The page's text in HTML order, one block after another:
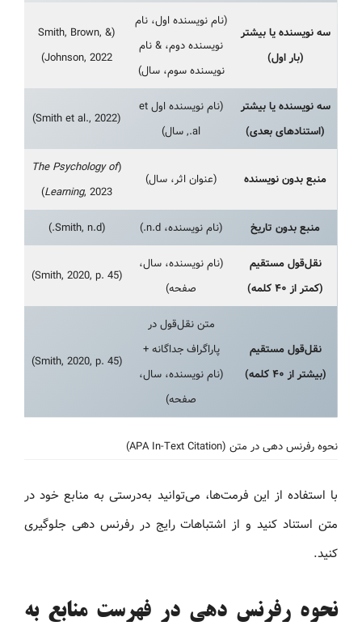
سه نویسنده یا بیشتر
(بار اول)
(نام نویسنده اول، نام
نویسنده دوم، & نام
نویسنده سوم، سال)
(Smith, Brown, &
Johnson, 2022)
سه نویسنده یا بیشتر
(استنادهای بعدی)
(نام نویسنده اول et
al., سال)
(Smith et al., 2022)
منبع بدون نویسنده (عنوان اثر، سال)
(
The Psychology of
Learning, 2023)
منبع بدون تاریخ (نام نویسنده، n.d.) (Smith, n.d.)
نقل‌قول مستقیم
(کمتر از ۴۰ کلمه)
(نام نویسنده، سال،
صفحه)
(Smith, 2020, p. 45)
نقل‌قول مستقیم
(بیشتر از ۴۰ کلمه)
متن نقل‌قول در
پاراگراف جداگانه +
(نام نویسنده، سال،
صفحه)
(Smith, 2020, p. 45)
نحوه رفرنس دهی در متن (APA In-Text Citation)
با استفاده از این فرمت‌ها، می‌توانید به‌درستی به منابع خود در
متن استناد کنید و از اشتباهات رایج در رفرنس دهی جلوگیری
کنید.
نحوه رفرنس دهی در فهرست منابع به